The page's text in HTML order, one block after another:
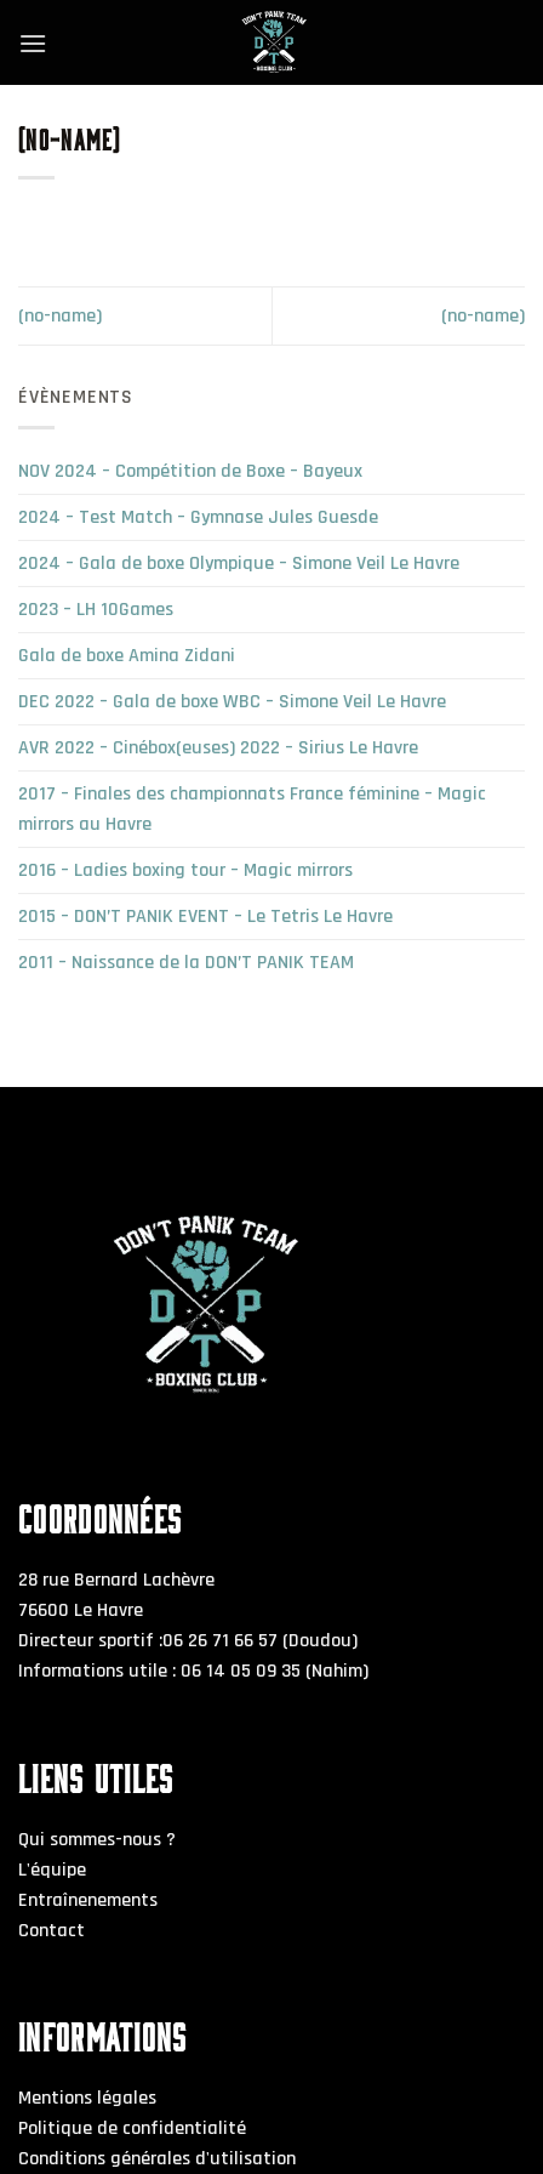
(NO-NAME)
(no-name) (no-name)
ÉVÈNEMENTS
NOV 2024 – Compétition de Boxe – Bayeux
2024 – Test Match – Gymnase Jules Guesde
2024 – Gala de boxe Olympique – Simone Veil Le Havre
2023 – LH 10Games
Gala de boxe Amina Zidani
DEC 2022 – Gala de boxe WBC – Simone Veil Le Havre
AVR 2022 – Cinébox(euses) 2022 – Sirius Le Havre
2017 – Finales des championnats France féminine – Magic
mirrors au Havre
2016 – Ladies boxing tour – Magic mirrors
2015 – DON’T PANIK EVENT – Le Tetris Le Havre
2011 – Naissance de la DON’T PANIK TEAM
COORDONNÉES
28 rue Bernard Lachèvre
76600 Le Havre
Directeur sportif :06 26 71 66 57 (Doudou)
Informations utile : 06 14 05 09 35 (Nahim)
LIENS UTILES
Qui sommes-nous ?
L'équipe
Entraînenements
Contact
INFORMATIONS
Mentions légales
Politique de confidentialité
Conditions générales d'utilisation